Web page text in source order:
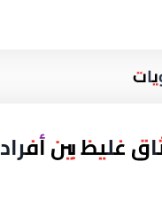
غليظ بين أفراد